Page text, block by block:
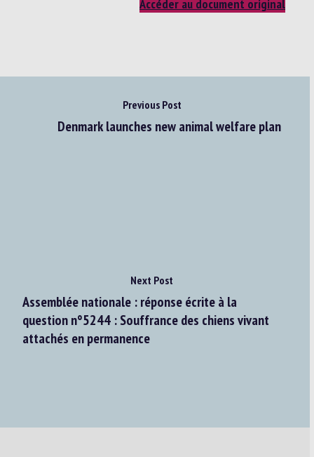
Accéder au document original
Previous Post
Denmark launches new animal welfare plan
Next Post
Assemblée nationale : réponse écrite à la
question n°5244 : Souffrance des chiens vivant
attachés en permanence